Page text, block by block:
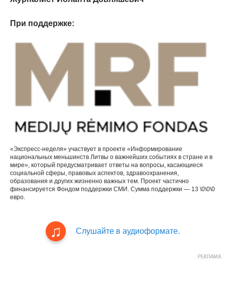
При поддержке:
«Экспресс-неделя» участвует в проекте «Информирование
национальных меньшинств Литвы о важнейших событиях в стране и в
мире», который предусматривает ответы на вопросы, касающиеся
социальной сферы, правовых аспектов, здравоохранения,
образования и других жизненно важных тем. Проект частично
финансируется Фондом поддержки СМИ. Сумма поддержки — 13 \0\0\0
евро.
Слушайте в аудиоформате.